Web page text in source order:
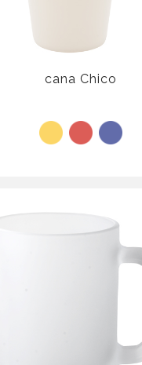
cana Chico